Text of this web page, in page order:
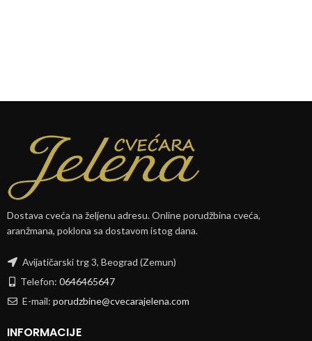
Dostava cveća na željenu adresu. Online porudžbina cveća,
aranžmana, poklona sa dostavom istog dana.
Avijatičarski trg 3, Beograd (Zemun)
Telefon: 0646465647
E-mail: porudzbine@cvecarajelena.com
INFORMACIJE